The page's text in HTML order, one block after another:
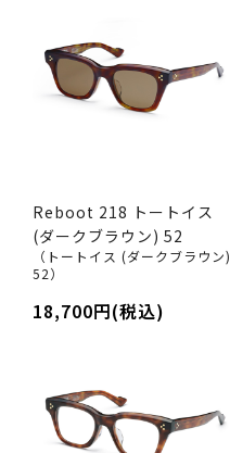
Reboot 218 トートイス
(ダークブラウン) 52
（トートイス (ダークブラウン)
52）
18,700円(税込)